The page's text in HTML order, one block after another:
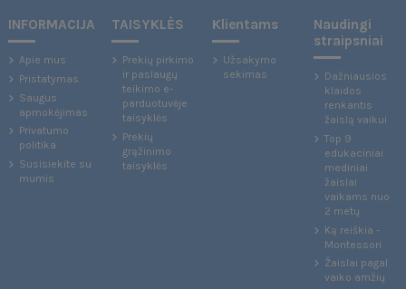
INFORMACIJA
Apie mus
Pristatymas
Saugus
apmokėjimas
Privatumo
politika
Susisiekite su
mumis
TAISYKLĖS
Prekių pirkimo
ir paslaugų
teikimo e-
parduotuvėje
taisyklės
Prekių
grąžinimo
taisyklės
Klientams
Užsakymo
sekimas
Naudingi
straipsniai
Dažniausios
klaidos
renkantis
žaislą vaikui
Top 9
edukaciniai
mediniai
žaislai
vaikams nuo
2 metų
Ką reiškia -
Montessori
Žaislai pagal
vaiko amžių